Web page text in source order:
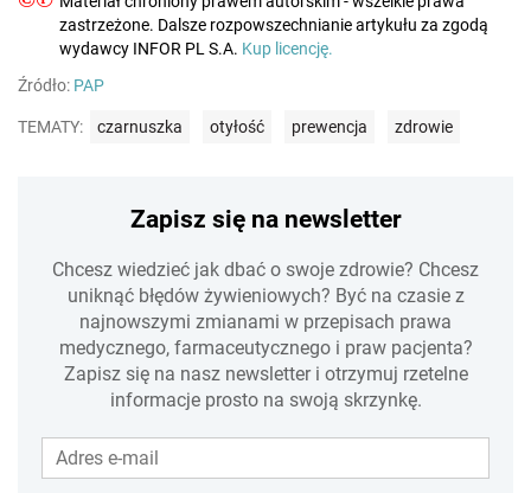
zastrzeżone. Dalsze rozpowszechnianie artykułu za zgodą
wydawcy INFOR PL S.A. Kup licencję.
Źródło: PAP
TEMATY: czarnuszka otyłość prewencja zdrowie
Zapisz się na newsletter
Chcesz wiedzieć jak dbać o swoje zdrowie? Chcesz
uniknąć błędów żywieniowych? Być na czasie z
najnowszymi zmianami w przepisach prawa
medycznego, farmaceutycznego i praw pacjenta?
Zapisz się na nasz newsletter i otrzymuj rzetelne
informacje prosto na swoją skrzynkę.